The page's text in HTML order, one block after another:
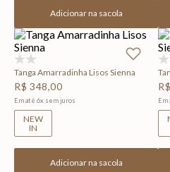
Adicionar na sacola
Tanga Amarradinha Lisos Sienna
R$ 348,00
Em até6x sem juros
NEW
IN
Adicionar na sacola
R$
Em